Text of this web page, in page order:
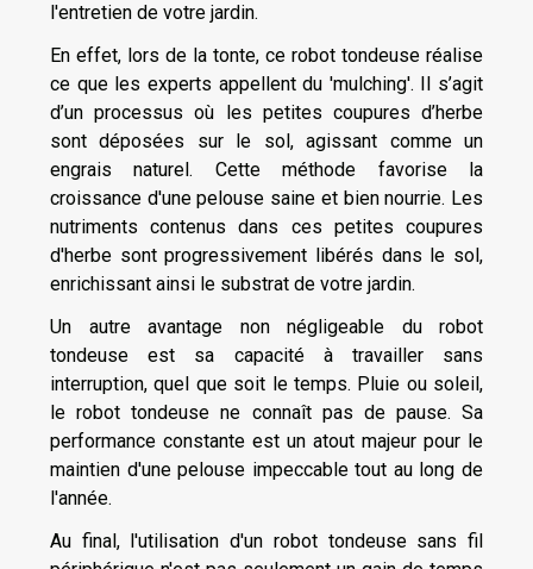
l'entretien de votre jardin.
En effet, lors de la tonte, ce robot tondeuse réalise
ce que les experts appellent du 'mulching'. Il s’agit
d’un processus où les petites coupures d’herbe
sont déposées sur le sol, agissant comme un
engrais naturel. Cette méthode favorise la
croissance d'une pelouse saine et bien nourrie. Les
nutriments contenus dans ces petites coupures
d'herbe sont progressivement libérés dans le sol,
enrichissant ainsi le substrat de votre jardin.
Un autre avantage non négligeable du robot
tondeuse est sa capacité à travailler sans
interruption, quel que soit le temps. Pluie ou soleil,
le robot tondeuse ne connaît pas de pause. Sa
performance constante est un atout majeur pour le
maintien d'une pelouse impeccable tout au long de
l'année.
Au final, l'utilisation d'un robot tondeuse sans fil